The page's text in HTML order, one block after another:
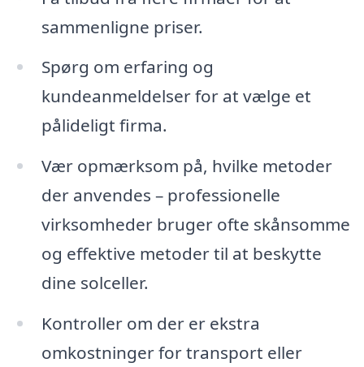
sammenligne priser.
Spørg om erfaring og
kundeanmeldelser for at vælge et
pålideligt firma.
Vær opmærksom på, hvilke metoder
der anvendes – professionelle
virksomheder bruger ofte skånsomme
og effektive metoder til at beskytte
dine solceller.
Kontroller om der er ekstra
omkostninger for transport eller